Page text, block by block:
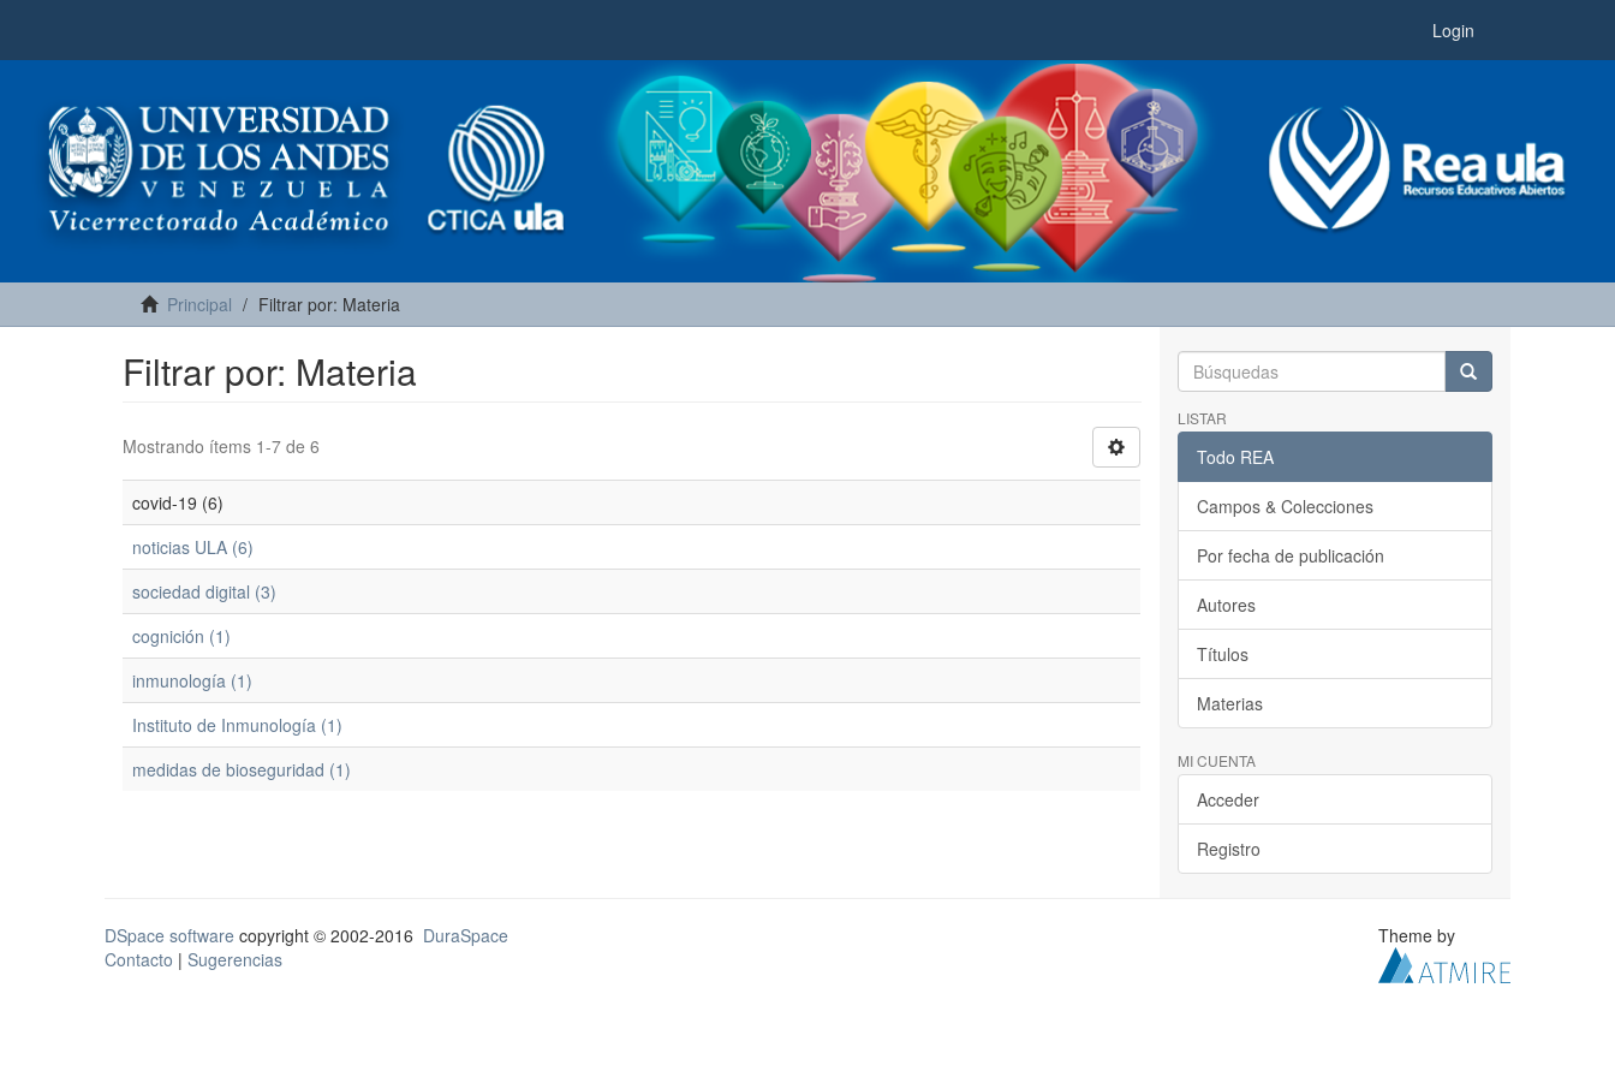
Login
Principal Filtrar por: Materia
Filtrar por: Materia
Mostrando ítems 1-7 de 6
covid-19 (6)
noticias ULA (6)
sociedad digital (3)
cognición (1)
inmunología (1)
Instituto de Inmunología (1)
medidas de bioseguridad (1)
LISTAR
Todo REA
Campos & Colecciones
Por fecha de publicación
Autores
Títulos
Materias
MI CUENTA
Acceder
Registro
DSpace software copyright © 2002-2016 DuraSpace
Contacto | Sugerencias
Theme by